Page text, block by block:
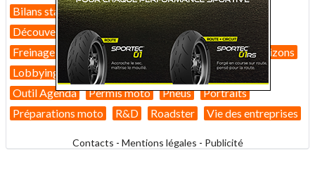
Bilans statistiques
Casques
Dans Le Rétro
Découverte
Equipement pilote
Fiches techniques
Freinage
GT Guides pratiques High-tech
Horizons
Lobbying
Nouveautés 2026
Nouveautés 2027
Outil Agenda
Permis moto Pneus
Portraits
Préparations moto
R&D Roadster Vie des entreprises
Contacts - Mentions légales - Publicité